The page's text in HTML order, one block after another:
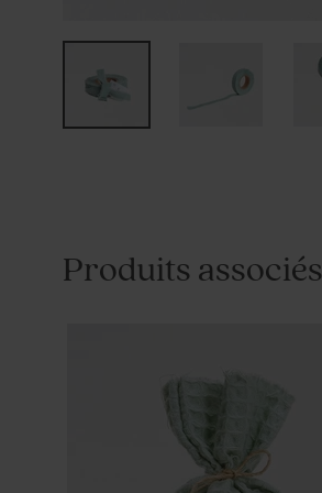
Produits associés